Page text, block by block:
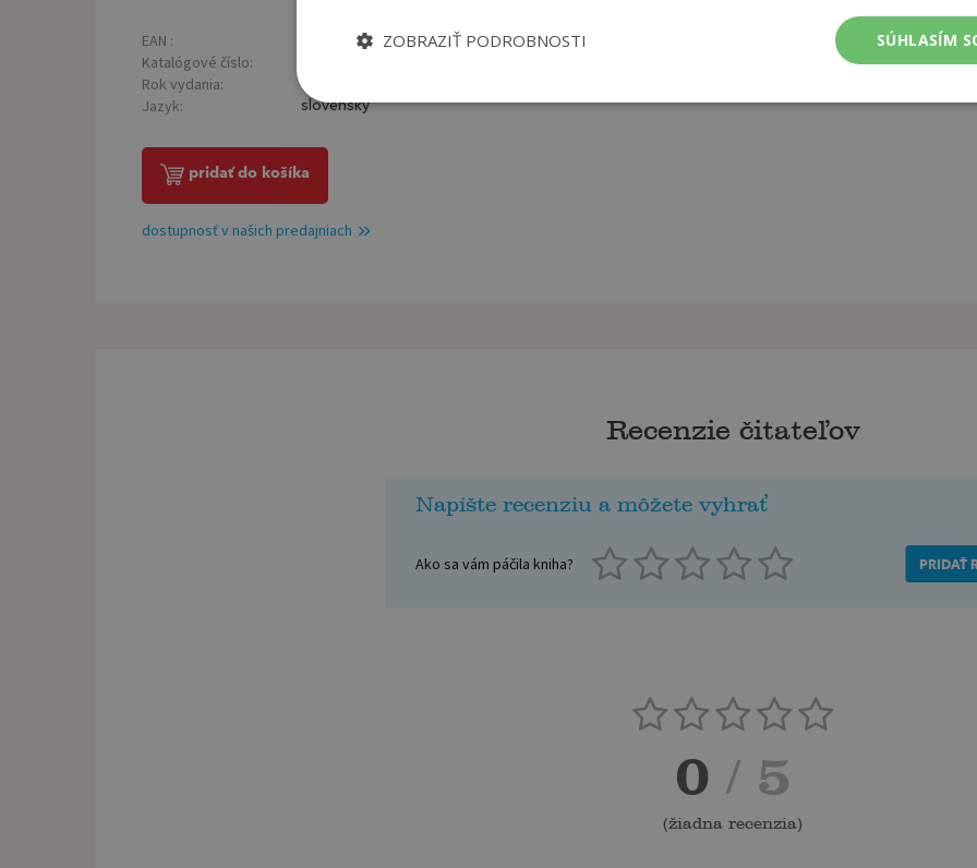
EAN : 9788057505921
Katalógové číslo:
Rok vydania: 2026
Jazyk: slovenský
Počet strán:
pridať do košíka
dostupnosť v našich predajniach
Recenzie čitateľov
Napíšte recenziu a môžete vyhrať
Ako sa vám páčila kniha? PRIDAŤ
0 / 5
(žiadna recenzia)
SÚHLASÍM
ZOBRAZIŤ PODROBNOSTI